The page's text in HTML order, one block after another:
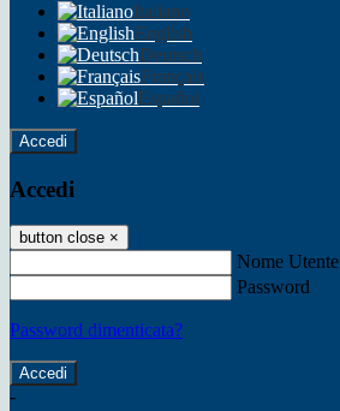
Italiano
English
Deutsch
Français
Español
Accedi
Accedi
button close ×
Nome Utente
Password
Password dimenticata?
-